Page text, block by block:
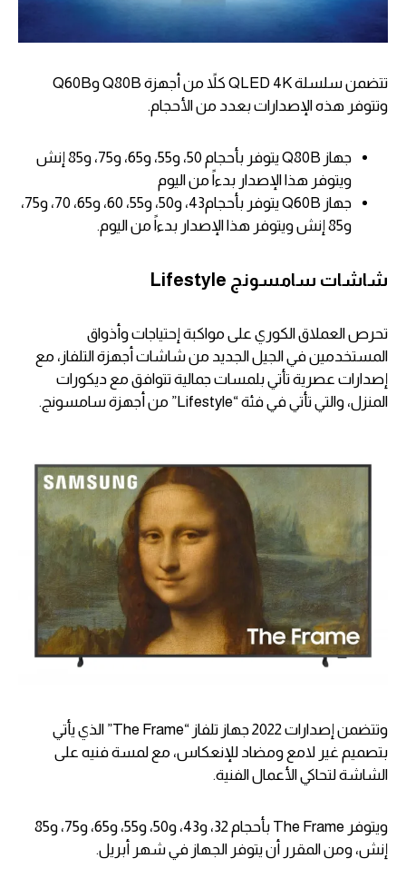
تتضمن سلسلة QLED 4K كلاً من أجهزة Q80B وQ60B
وتتوفر هذه الإصدارات بعدد من الأحجام.
جهاز Q80B يتوفر بأحجام 50، و55، و65، و75، و85 إنش
ويتوفر هذا الإصدار بدءاً من اليوم
جهاز Q60B يتوفر بأحجام43، و50، و55، 60، و65، 70، و75،
و85 إنش ويتوفر هذا الإصدار بدءاً من اليوم.
شاشات سامسونج Lifestyle
تحرص العملاق الكوري على مواكبة إحتياجات وأذواق
المستخدمين في الجيل الجديد من شاشات أجهزة التلفاز، مع
إصدارات عصرية تأتي بلمسات جمالية تتوافق مع ديكورات
المنزل، والتي تأتي في فئة “Lifestyle” من أجهزة سامسونج.
وتتضمن إصدارات 2022 جهاز تلفاز “The Frame” الذي يأتي
بتصميم غير لامع ومضاد للإنعكاس، مع لمسة فنيه على
الشاشة لتحاكي الأعمال الفنية.
ويتوفر The Frame بأحجام 32، و43، و50، و55، و65، و75، و85
إنش، ومن المقرر أن يتوفر الجهاز في شهر أبريل.